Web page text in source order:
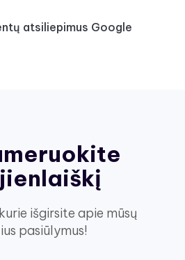
atsiliepimus Google
išgirsite apie mūsų
pasiūlymus!